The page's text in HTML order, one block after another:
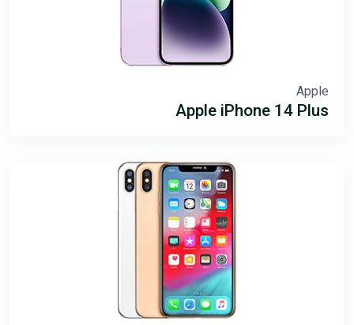
Apple
Apple iPhone 14 Plus